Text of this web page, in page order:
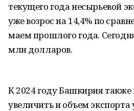
текущего года несырьевой
уже возрос на 14,4% по
маем прошлого года.
млн долларов.
К 2024 году Башкирия также
увеличить и объем